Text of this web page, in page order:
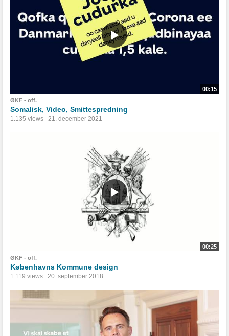
00:15
ØKF - off.
Somalisk, Video, Smittespredning
1.135 views 21. december 2021
00:25
ØKF - off.
Københavns Kommune design
1.119 views 20. september 2018